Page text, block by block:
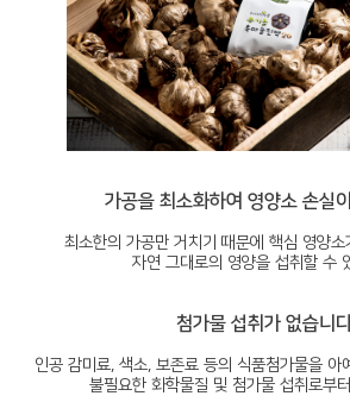
가공을 최소화하여 영양소 손실
최소한의 가공만 거치기 때문에 핵심 영양소
자연 그대로의 영양을 섭취할 수
첨가물 섭취가 없습니
인공 감미료, 색소, 보존료 등의 식품첨가물을 아
불필요한 화학물질 및 첨가물 섭취로부